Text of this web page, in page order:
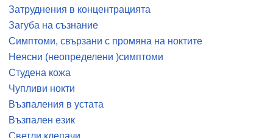
Затруднения в концентрацията
Загуба на съзнание
Симптоми, свързани с промяна на ноктите
Неясни (неопределени )симптоми
Студена кожа
Чупливи нокти
Възпаления в устата
Възпален език